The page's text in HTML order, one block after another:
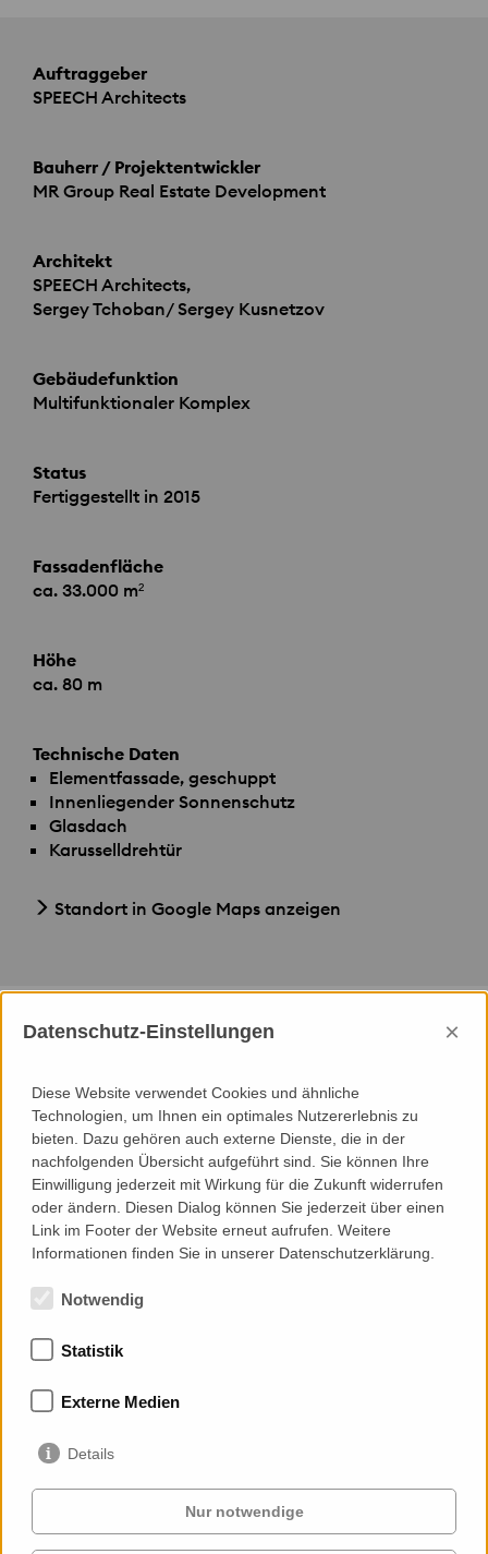
Auftraggeber
SPEECH Architects
Bauherr / Projektentwickler
MR Group Real Estate Development
Architekt
SPEECH Architects,
Sergey Tchoban/ Sergey Kusnetzov
Gebäudefunktion
Multifunktionaler Komplex
Status
Fertiggestellt in 2015
Fassadenfläche
ca. 33.000 m²
Höhe
ca. 80 m
Technische Daten
Elementfassade, geschuppt
Innenliegender Sonnenschutz
Glasdach
Karusselldrehtür
Standort in Google Maps anzeigen
Consultancy
Grundlagenermittlung und Zielstellung
Entwurf
Genehmigungsplanung
Ausführungsplanung
Mitgliedschaften
Datenschutz-Einstellungen ×
Diese Website verwendet Cookies und ähnliche
Technologien, um Ihnen ein optimales Nutzererlebnis zu
bieten. Dazu gehören auch externe Dienste, die in der
nachfolgenden Übersicht aufgeführt sind. Sie können Ihre
Einwilligung jederzeit mit Wirkung für die Zukunft widerrufen
oder ändern. Diesen Dialog können Sie jederzeit über einen
Link im Footer der Website erneut aufrufen. Weitere
Informationen finden Sie in unserer Datenschutzerklärung.
Notwendig
Statistik
Externe Medien
Details
Nur notwendige